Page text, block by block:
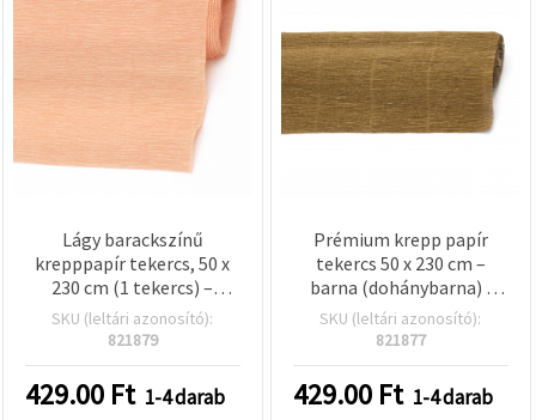
Lágy barackszínű
krepppapír tekercs, 50 x
230 cm (1 tekercs) –
textúrált hobbi- és
kreatív papír DIY
ajándékcsomagoláshoz
és parti dekorációhoz
SKU (leltári azonosító):
821879
429.00 Ft 1-4 darab
Prémium krepp papír
tekercs 50 x 230 cm –
barna (dohánybarna) |
Kézműves papír DIY-hez,
virágkötészethez,
és iskolai projektekhez
SKU (leltári azonosító):
821877
429.00 Ft 1-4 darab